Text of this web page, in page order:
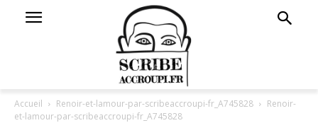
Accueil Renoir-et-lamour-par-scribeaccroupi-fr_A745828
Renoir-
et-lamour-par-scribeaccroupi-fr_A745828